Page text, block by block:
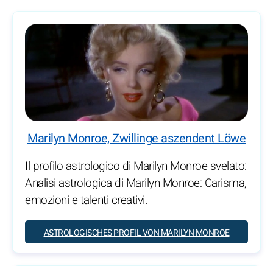
Marilyn Monroe, Zwillinge aszendent Löwe
Il profilo astrologico di Marilyn Monroe svelato:
Analisi astrologica di Marilyn Monroe: Carisma,
emozioni e talenti creativi.
ASTROLOGISCHES PROFIL VON MARILYN MONROE